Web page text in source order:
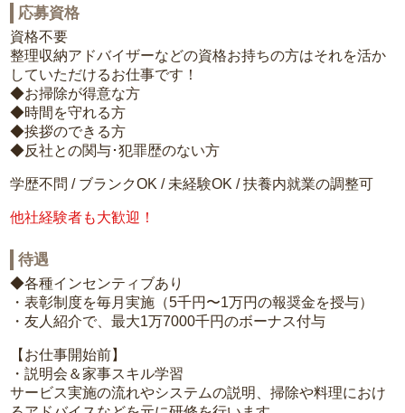
応募資格
資格不要
整理収納アドバイザーなどの資格お持ちの方はそれを活か
していただけるお仕事です！
◆お掃除が得意な方
◆時間を守れる方
◆挨拶のできる方
◆反社との関与･犯罪歴のない方
学歴不問 / ブランクOK / 未経験OK / 扶養内就業の調整可
他社経験者も大歓迎！
待遇
◆各種インセンティブあり
・表彰制度を毎月実施（5千円〜1万円の報奨金を授与）
・友人紹介で、最大1万7000千円のボーナス付与
【お仕事開始前】
・説明会＆家事スキル学習
サービス実施の流れやシステムの説明、掃除や料理におけ